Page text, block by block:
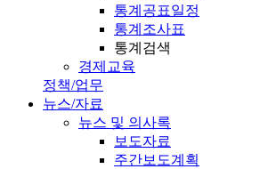
통계공표일정
통계조사표
통계검색
경제교육
정책/업무
뉴스/자료
뉴스 및 의사록
보도자료
주간보도계획